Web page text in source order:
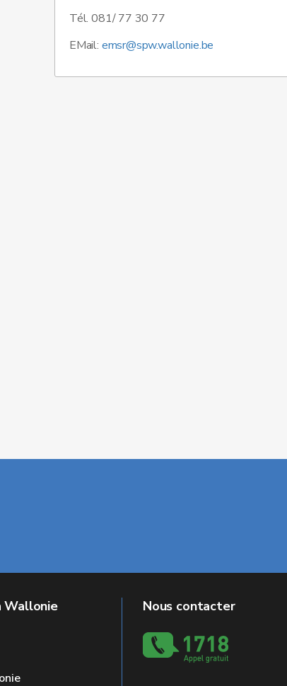
Tél. 081/ 77 30 77
EMail: emsr@spw.wallonie.be
Wallonie Nous contacter